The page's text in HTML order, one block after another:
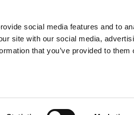
social media features and to
site with our social media,
that you’ve provided to them